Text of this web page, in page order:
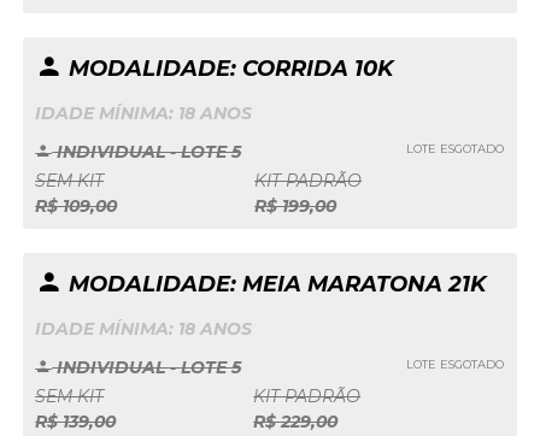
MODALIDADE: CORRIDA 10K
IDADE MÍNIMA: 18 ANOS
INDIVIDUAL - LOTE 5
LOTE ESGOTADO
SEM KIT
KIT PADRÃO
R$ 109,00
R$ 199,00
MODALIDADE: MEIA MARATONA 21K
IDADE MÍNIMA: 18 ANOS
INDIVIDUAL - LOTE 5
LOTE ESGOTADO
SEM KIT
KIT PADRÃO
R$ 139,00
R$ 229,00